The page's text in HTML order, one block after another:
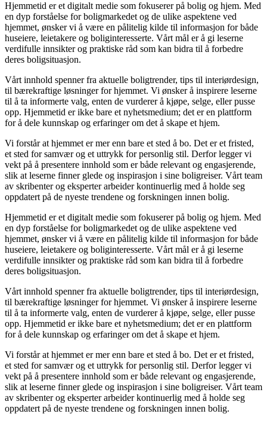
Hjemmetid er et digitalt medie som fokuserer på bolig og hjem. Med
en dyp forståelse for boligmarkedet og de ulike aspektene ved
hjemmet, ønsker vi å være en pålitelig kilde til informasjon for både
huseiere, leietakere og boliginteresserte. Vårt mål er å gi leserne
verdifulle innsikter og praktiske råd som kan bidra til å forbedre
deres boligsituasjon.
Vårt innhold spenner fra aktuelle boligtrender, tips til interiørdesign,
til bærekraftige løsninger for hjemmet. Vi ønsker å inspirere leserne
til å ta informerte valg, enten de vurderer å kjøpe, selge, eller pusse
opp. Hjemmetid er ikke bare et nyhetsmedium; det er en plattform
for å dele kunnskap og erfaringer om det å skape et hjem.
Vi forstår at hjemmet er mer enn bare et sted å bo. Det er et fristed,
et sted for samvær og et uttrykk for personlig stil. Derfor legger vi
vekt på å presentere innhold som er både relevant og engasjerende,
slik at leserne finner glede og inspirasjon i sine boligreiser. Vårt team
av skribenter og eksperter arbeider kontinuerlig med å holde seg
oppdatert på de nyeste trendene og forskningen innen bolig.
Hjemmetid er et digitalt medie som fokuserer på bolig og hjem. Med
en dyp forståelse for boligmarkedet og de ulike aspektene ved
hjemmet, ønsker vi å være en pålitelig kilde til informasjon for både
huseiere, leietakere og boliginteresserte. Vårt mål er å gi leserne
verdifulle innsikter og praktiske råd som kan bidra til å forbedre
deres boligsituasjon.
Vårt innhold spenner fra aktuelle boligtrender, tips til interiørdesign,
til bærekraftige løsninger for hjemmet. Vi ønsker å inspirere leserne
til å ta informerte valg, enten de vurderer å kjøpe, selge, eller pusse
opp. Hjemmetid er ikke bare et nyhetsmedium; det er en plattform
for å dele kunnskap og erfaringer om det å skape et hjem.
Vi forstår at hjemmet er mer enn bare et sted å bo. Det er et fristed,
et sted for samvær og et uttrykk for personlig stil. Derfor legger vi
vekt på å presentere innhold som er både relevant og engasjerende,
slik at leserne finner glede og inspirasjon i sine boligreiser. Vårt team
av skribenter og eksperter arbeider kontinuerlig med å holde seg
oppdatert på de nyeste trendene og forskningen innen bolig.